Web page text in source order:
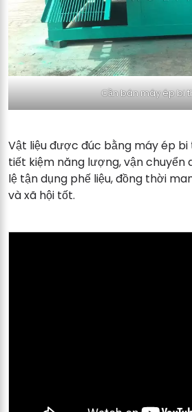
Cần bán máy ép bi
Vật liệu được đúc bằng máy ép
tiết kiệm năng lượng, vận chuyển
lệ tận dụng phế liệu, đồng thời
và xã hội tốt.